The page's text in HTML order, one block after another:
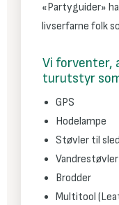
«Partyguider»
livserfarne folk
Vi forventer,
turutstyr
GPS
Hodelampe
Støvler til
Brodder
Multitool